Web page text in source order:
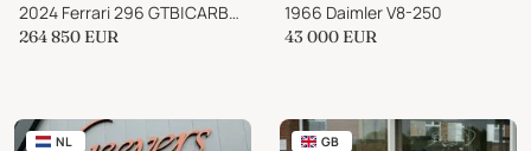
2024 Ferrari 296 GTB|CARBON+LEDS|LIFT|CAMERA|SCUDETTI|CARPLAY
264 850 EUR
1966 Daimler V8-250
43 000 EUR
NL GB